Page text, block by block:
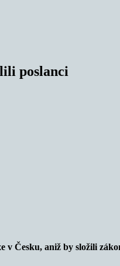
poslanci
Česku, aniž by složili